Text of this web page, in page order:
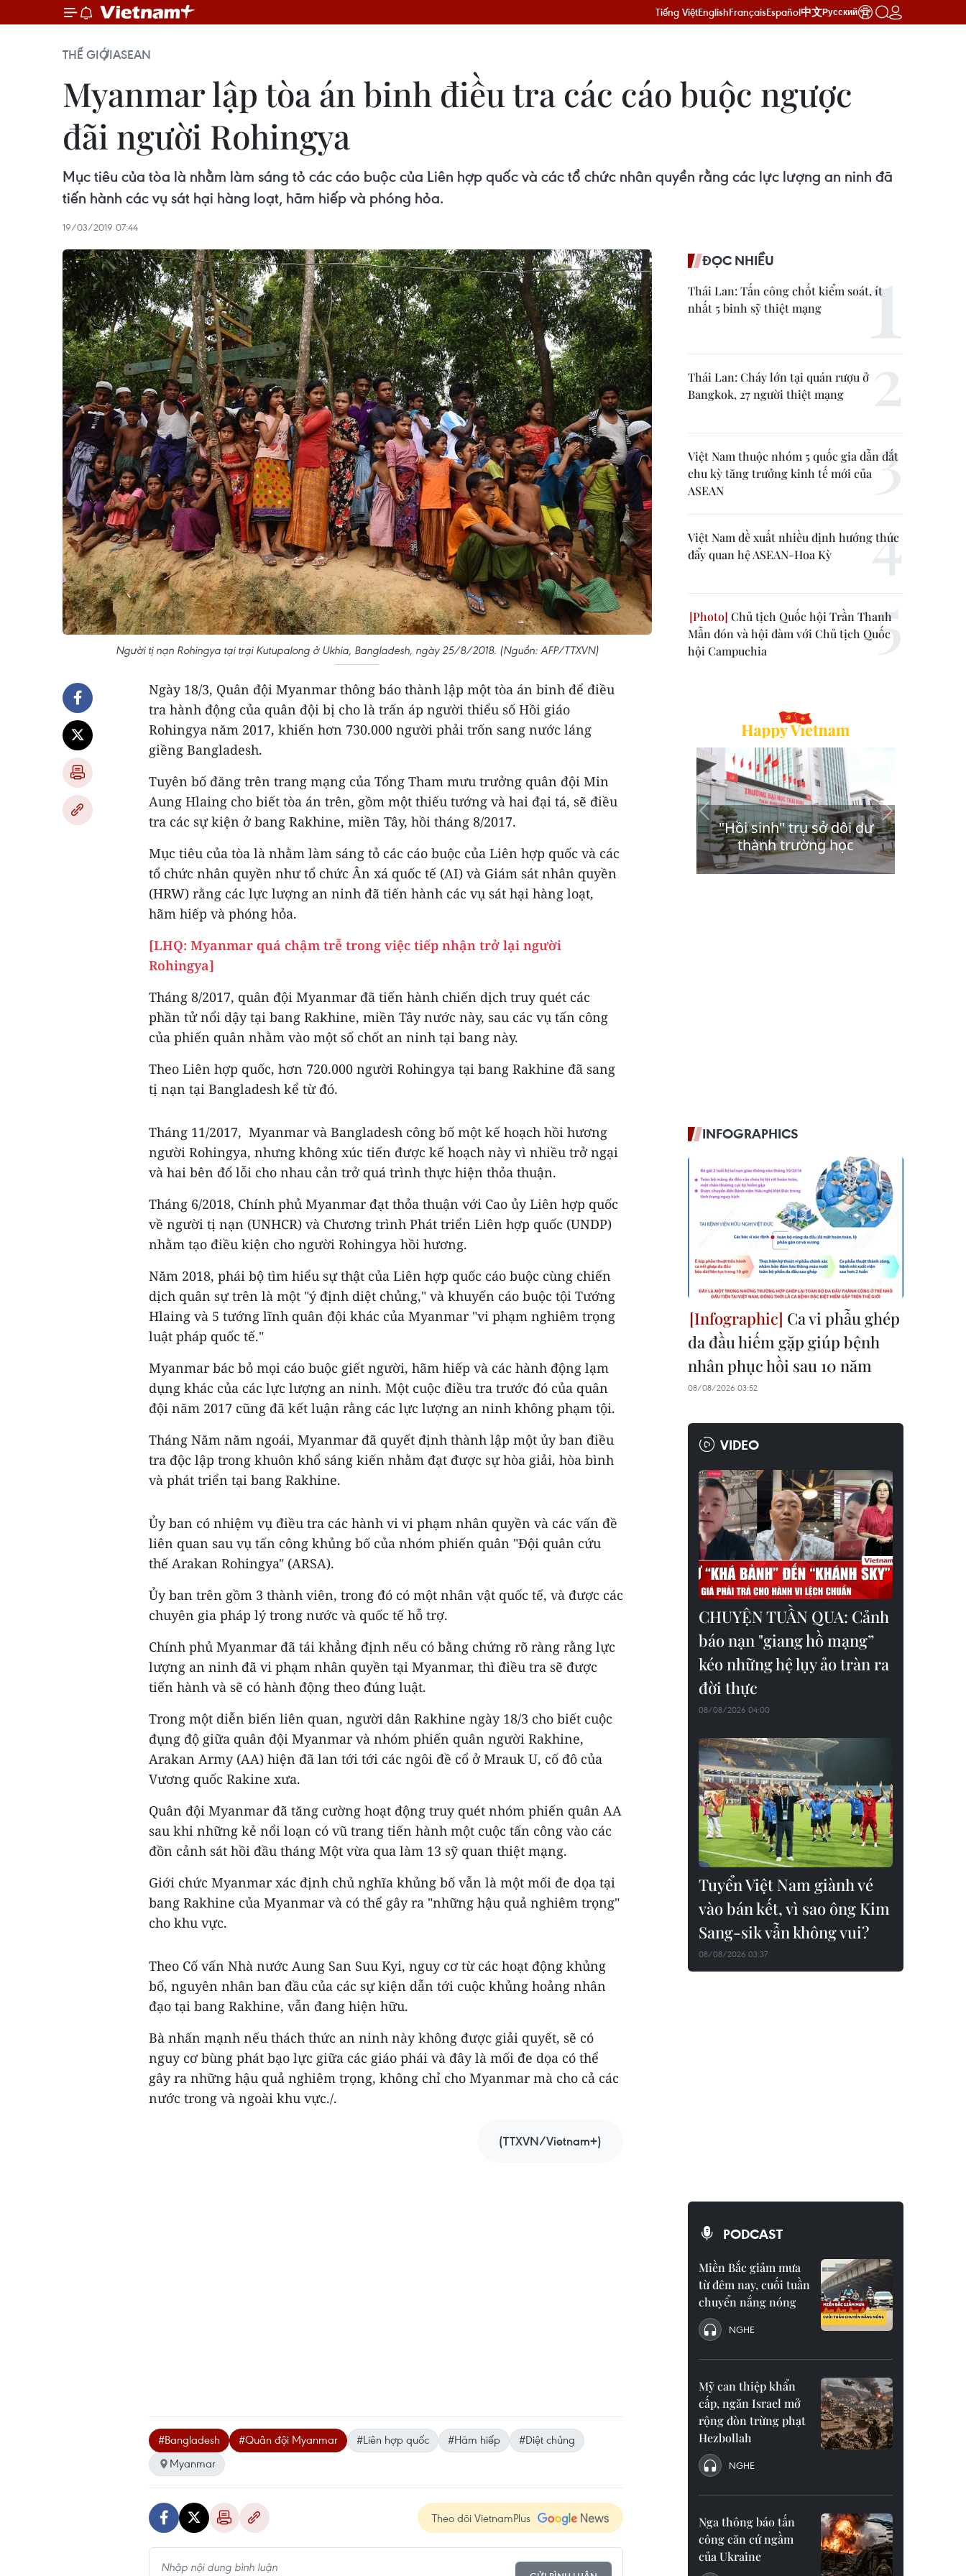
Tiếng ViệtEnglishFrançaisEspañol中文Русский
THẾ GIỚIASEAN
Myanmar lập tòa án binh điều tra các cáo buộc ngược
đãi người Rohingya
Mục tiêu của tòa là nhằm làm sáng tỏ các cáo buộc của Liên hợp quốc và các tổ chức nhân quyền rằng các lực lượng an ninh đã
tiến hành các vụ sát hại hàng loạt, hãm hiếp và phóng hỏa.
19/03/2019 07:44
Người tị nạn Rohingya tại trại Kutupalong ở Ukhia, Bangladesh, ngày 25/8/2018. (Nguồn: AFP/TTXVN)
Ngày 18/3, Quân đội Myanmar thông báo thành lập một tòa án binh để điều
tra hành động của quân đội bị cho là trấn áp người thiểu số Hồi giáo
Rohingya năm 2017, khiến hơn 730.000 người phải trốn sang nước láng
giềng Bangladesh.
Tuyên bố đăng trên trang mạng của Tổng Tham mưu trưởng quân đội Min
Aung Hlaing cho biết tòa án trên, gồm một thiếu tướng và hai đại tá, sẽ điều
tra các sự kiện ở bang Rakhine, miền Tây, hồi tháng 8/2017.
Mục tiêu của tòa là nhằm làm sáng tỏ các cáo buộc của Liên hợp quốc và các
tổ chức nhân quyền như tổ chức Ân xá quốc tế (AI) và Giám sát nhân quyền
(HRW) rằng các lực lượng an ninh đã tiến hành các vụ sát hại hàng loạt,
hãm hiếp và phóng hỏa.
[LHQ: Myanmar quá chậm trễ trong việc tiếp nhận trở lại người
Rohingya]
Tháng 8/2017, quân đội Myanmar đã tiến hành chiến dịch truy quét các
phần tử nổi dậy tại bang Rakhine, miền Tây nước này, sau các vụ tấn công
của phiến quân nhằm vào một số chốt an ninh tại bang này.
Theo Liên hợp quốc, hơn 720.000 người Rohingya tại bang Rakhine đã sang
tị nạn tại Bangladesh kể từ đó.
Tháng 11/2017, Myanmar và Bangladesh công bố một kế hoạch hồi hương
người Rohingya, nhưng không xúc tiến được kế hoạch này vì nhiều trở ngại
và hai bên đổ lỗi cho nhau cản trở quá trình thực hiện thỏa thuận.
Tháng 6/2018, Chính phủ Myanmar đạt thỏa thuận với Cao ủy Liên hợp quốc
về người tị nạn (UNHCR) và Chương trình Phát triển Liên hợp quốc (UNDP)
nhằm tạo điều kiện cho người Rohingya hồi hương.
Năm 2018, phái bộ tìm hiểu sự thật của Liên hợp quốc cáo buộc cùng chiến
dịch quân sự trên là một "ý định diệt chủng," và khuyến cáo buộc tội Tướng
Hlaing và 5 tướng lĩnh quân đội khác của Myanmar "vi phạm nghiêm trọng
luật pháp quốc tế."
Myanmar bác bỏ mọi cáo buộc giết người, hãm hiếp và các hành động lạm
dụng khác của các lực lượng an ninh. Một cuộc điều tra trước đó của quân
đội năm 2017 cũng đã kết luận rằng các lực lượng an ninh không phạm tội.
Tháng Năm năm ngoái, Myanmar đã quyết định thành lập một ủy ban điều
tra độc lập trong khuôn khổ sáng kiến nhằm đạt được sự hòa giải, hòa bình
và phát triển tại bang Rakhine.
Ủy ban có nhiệm vụ điều tra các hành vi vi phạm nhân quyền và các vấn đề
liên quan sau vụ tấn công khủng bố của nhóm phiến quân "Đội quân cứu
thế Arakan Rohingya" (ARSA).
Ủy ban trên gồm 3 thành viên, trong đó có một nhân vật quốc tế, và được các
chuyên gia pháp lý trong nước và quốc tế hỗ trợ.
Chính phủ Myanmar đã tái khẳng định nếu có bằng chứng rõ ràng rằng lực
lượng an ninh đã vi phạm nhân quyền tại Myanmar, thì điều tra sẽ được
tiến hành và sẽ có hành động theo đúng luật.
Trong một diễn biến liên quan, người dân Rakhine ngày 18/3 cho biết cuộc
đụng độ giữa quân đội Myanmar và nhóm phiến quân người Rakhine,
Arakan Army (AA) hiện đã lan tới tới các ngôi đề cổ ở Mrauk U, cố đô của
Vương quốc Rakine xưa.
Quân đội Myanmar đã tăng cường hoạt động truy quét nhóm phiến quân AA
sau khi những kẻ nổi loạn có vũ trang tiến hành một cuộc tấn công vào các
đồn cảnh sát hồi đầu tháng Một vừa qua làm 13 sỹ quan thiệt mạng.
Giới chức Myanmar xác định chủ nghĩa khủng bố vẫn là một mối đe dọa tại
bang Rakhine của Myanmar và có thể gây ra "những hậu quả nghiêm trọng"
cho khu vực.
Theo Cố vấn Nhà nước Aung San Suu Kyi, nguy cơ từ các hoạt động khủng
bố, nguyên nhân ban đầu của các sự kiện dẫn tới cuộc khủng hoảng nhân
đạo tại bang Rakhine, vẫn đang hiện hữu.
Bà nhấn mạnh nếu thách thức an ninh này không được giải quyết, sẽ có
nguy cơ bùng phát bạo lực giữa các giáo phái và đây là mối đe dọa có thể
gây ra những hậu quả nghiêm trọng, không chỉ cho Myanmar mà cho cả các
nước trong và ngoài khu vực./.
(TTXVN/Vietnam+)
#Bangladesh #Quân đội Myanmar #Liên hợp quốc #Hãm hiếp
#Diệt chủng
Myanmar
Theo dõi VietnamPlus
ĐỌC NHIỀU
Thái Lan: Tấn công chốt kiểm soát, ít
nhất 5 binh sỹ thiệt mạng
Thái Lan: Cháy lớn tại quán rượu ở
Bangkok, 27 người thiệt mạng
Việt Nam thuộc nhóm 5 quốc gia dẫn dắt
chu kỳ tăng trưởng kinh tế mới của
ASEAN
Việt Nam đề xuất nhiều định hướng thúc
đẩy quan hệ ASEAN-Hoa Kỳ
Chủ tịch Quốc hội Trần Thanh
Mẫn đón và hội đàm với Chủ tịch Quốc
hội Campuchia
INFOGRAPHICS
Ca vi phẫu ghép
da đầu hiếm gặp giúp bệnh
nhân phục hồi sau 10 năm
08/08/2026 03:52
VIDEO
CHUYỆN TUẦN QUA: Cảnh
báo nạn "giang hồ mạng”
kéo những hệ lụy ảo tràn ra
đời thực
08/08/2026 04:00
Tuyển Việt Nam giành vé
vào bán kết, vì sao ông Kim
Sang-sik vẫn không vui?
08/08/2026 03:37
PODCAST
Miền Bắc giảm mưa
từ đêm nay, cuối tuần
chuyển nắng nóng
NGHE
Mỹ can thiệp khẩn
cấp, ngăn Israel mở
rộng đòn trừng phạt
Hezbollah
NGHE
Nga thông báo tấn
công căn cứ ngầm
của Ukraine